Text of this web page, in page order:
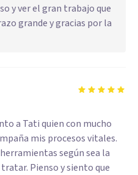
y ver el gran trabajo que
grande y gracias por la
a Tati quien con mucho
mis procesos vitales.
según sea la
Pienso y siento que